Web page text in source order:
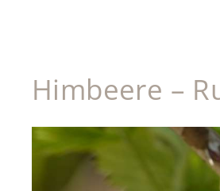
Himbeere –